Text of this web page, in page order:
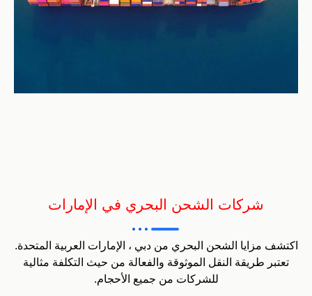
شركات الشحن البحري في الإمارات
اكتشف مزايا الشحن البحري من دبي ، الإمارات العربية المتحدة.
تعتبر طريقة النقل الموثوقة والفعالة من حيث التكلفة مثالية
للشركات من جميع الأحجام.